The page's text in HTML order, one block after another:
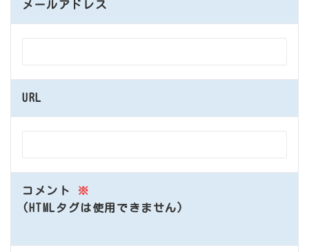
メールアドレス
URL
コメント
※
(HTMLタグは使用できません)